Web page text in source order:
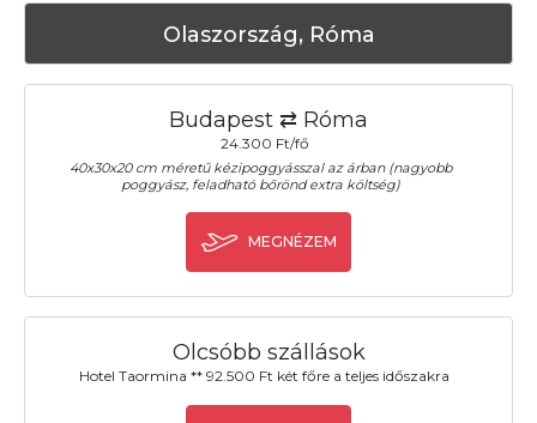
Olaszország, Róma
Budapest ⇄ Róma
24.300 Ft/fő
40x30x20 cm méretű kézipoggyásszal az árban (nagyobb
poggyász, feladható bőrönd extra költség)
MEGNÉZEM
Olcsóbb szállások
Hotel Taormina ** 92.500 Ft két főre a teljes időszakra